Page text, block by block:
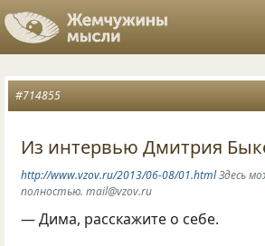
#714855
Из интервью Дмитрия
http://www.vzov.ru/2013/06-08/01.htmlЗдесь
полностью. mail@vzov.ru
— Дима, расскажите о себе.